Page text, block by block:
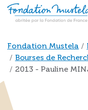
Aller au contenu
Fil d'Ariane
Fondation Mustela
Bourses de
2013 - Pauline